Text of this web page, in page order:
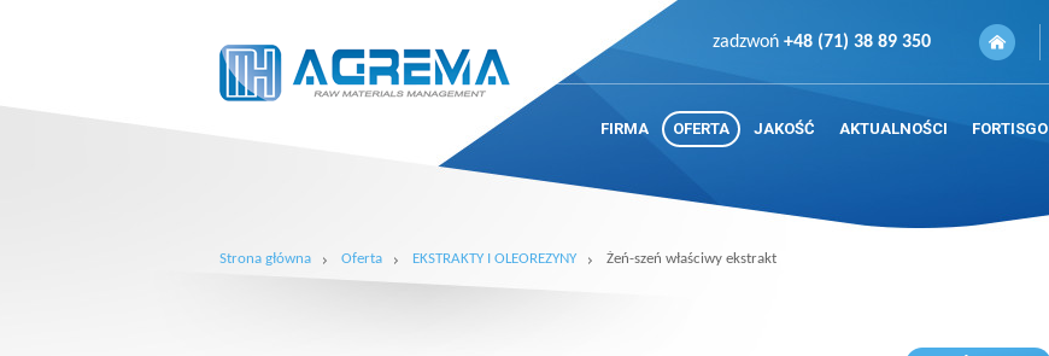
zadzwoń +48 (71) 38 89 350
FIRMA OFERTA JAKOŚĆ AKTUALNOŚCI FORTISGO
Strona główna Oferta EKSTRAKTY I OLEOREZYNY Żeń-szeń właściwy ekstrakt